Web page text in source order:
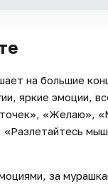
на большие
яркие эмоции,
«Желаю»,
за